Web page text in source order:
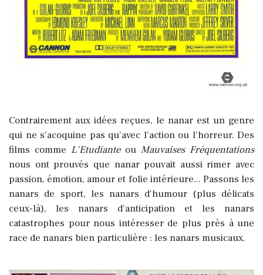
Contrairement aux idées reçues, le nanar est un genre
qui ne s'acoquine pas qu'avec l'action ou l'horreur. Des
films comme L'Etudianteou Mauvaises Fréquentations
nous ont prouvés que nanar pouvait aussi rimer avec
passion, émotion, amour et folie intérieure... Passons les
nanars de sport, les nanars d'humour (plus délicats
ceux-là), les nanars d'anticipation et les nanars
catastrophes pour nous intéresser de plus près à une
race de nanars bien particulière : les nanars musicaux.